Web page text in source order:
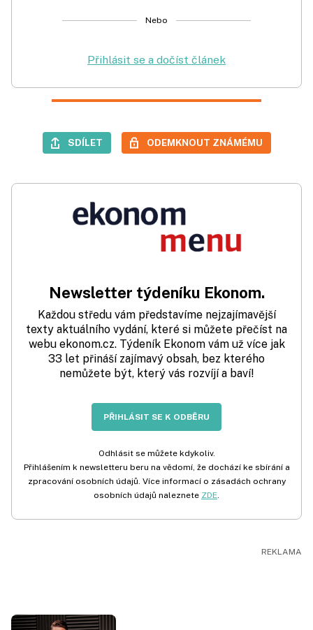
Nebo
Přihlásit se a dočíst článek
SDÍLET ODEMKNOUT ZNÁMÉMU
Newsletter týdeníku Ekonom.
Každou středu vám představíme nejzajímavější
texty aktuálního vydání, které si můžete přečíst na
webu ekonom.cz. Týdeník Ekonom vám už více jak
33 let přináší zajímavý obsah, bez kterého
nemůžete být, který vás rozvíjí a baví!
PŘIHLÁSIT SE K ODBĚRU
Odhlásit se můžete kdykoliv.
Přihlášením k newsletteru beru na vědomí, že dochází ke sbírání a
zpracování osobních údajů. Více informací o zásadách ochrany
osobních údajů naleznete ZDE.